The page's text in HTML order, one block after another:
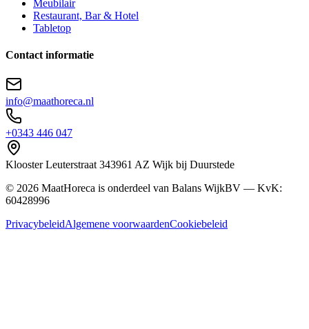
Meubilair
Restaurant, Bar & Hotel
Tabletop
Contact informatie
info@maathoreca.nl
+0343 446 047
Klooster Leuterstraat 343961 AZ Wijk bij Duurstede
© 2026 MaatHoreca is onderdeel van Balans WijkBV — KvK:
60428996
PrivacybeleidAlgemene voorwaardenCookiebeleid